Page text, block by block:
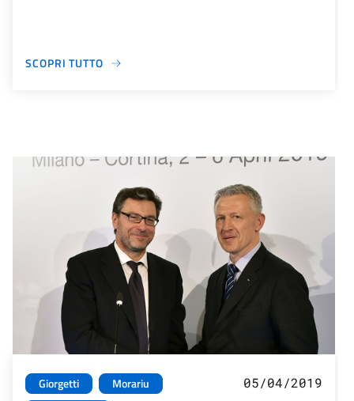
SCOPRI TUTTO
Giorgetti
Morariu
05/04/2019